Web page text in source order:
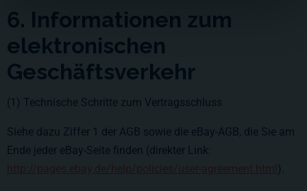
6. Informationen zum
elektronischen
Geschäftsverkehr
(1) Technische Schritte zum Vertragsschluss
Siehe dazu Ziffer 1 der AGB sowie die eBay-AGB, die Sie am
Ende jeder eBay-Seite finden (direkter Link:
).